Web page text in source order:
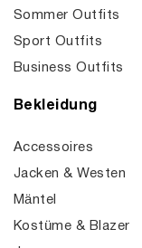
Sommer Outfits
Sport Outfits
Business Outfits
Bekleidung
Accessoires
Jacken & Westen
Mäntel
Kostüme & Blazer